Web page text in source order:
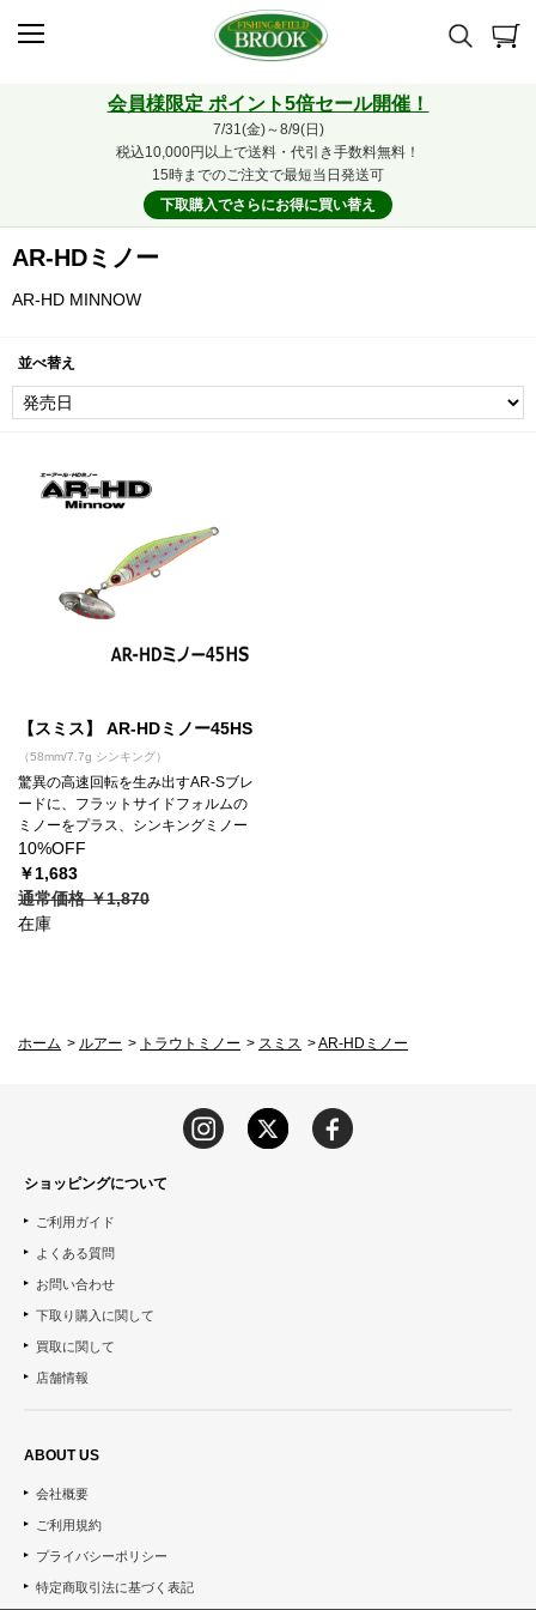
会員様限定 ポイント5倍セール開催！
7/31(金)～8/9(日)
税込10,000円以上で送料・代引き手数料無料！
15時までのご注文で最短当日発送可
下取購入でさらにお得に買い替え
AR-HDミノー
AR-HD MINNOW
並べ替え
【スミス】 AR-HDミノー45HS
（58mm/7.7g シンキング）
驚異の高速回転を生み出すAR-Sブレ
ードに、フラットサイドフォルムの
ミノーをプラス、シンキングミノー
10%OFF
￥1,683
通常価格 ￥1,870
在庫
ホーム > ルアー > トラウトミノー > スミス >AR-HDミノー
ショッピングについて
ご利用ガイド
よくある質問
お問い合わせ
下取り購入に関して
買取に関して
店舗情報
ABOUT US
会社概要
ご利用規約
プライバシーポリシー
特定商取引法に基づく表記